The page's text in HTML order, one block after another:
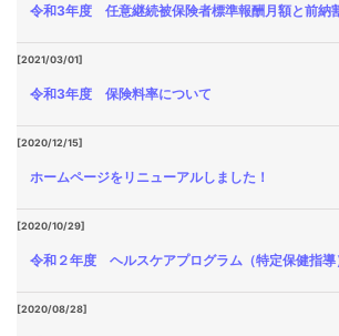
令和3年度 任意継続被保険者標準報酬月額と前納
[2021/03/01]
令和3年度 保険料率について
[2020/12/15]
ホームページをリニューアルしました！
[2020/10/29]
令和２年度 ヘルスケアプログラム（特定保健指導
[2020/08/28]